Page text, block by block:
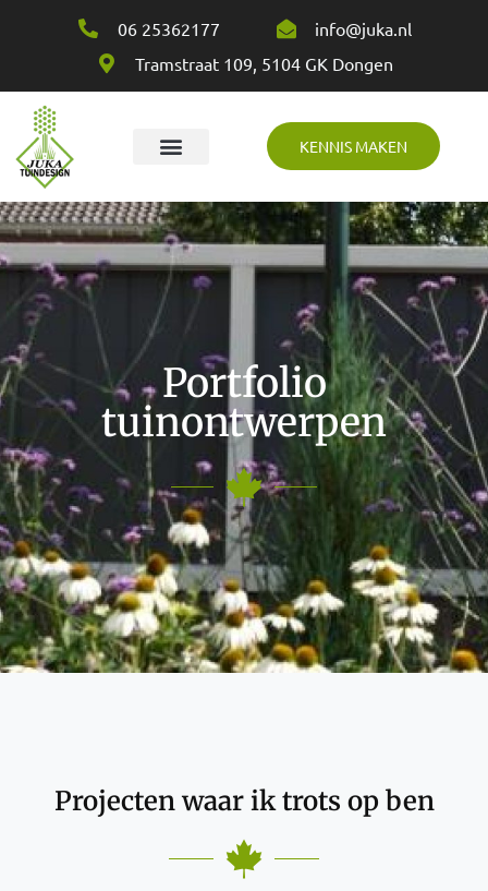
06 25362177
info@juka.nl
Tramstraat 109, 5104 GK Dongen
KENNIS MAKEN
Portfolio
tuinontwerpen
Projecten waar ik trots op ben